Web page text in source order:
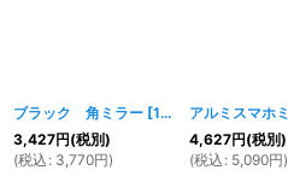
ブラック 角ミラー [1447w
]
3,427円(税別)
(税込 : 3,770円)
4,627円(税別)
(税込 : 5,090円)